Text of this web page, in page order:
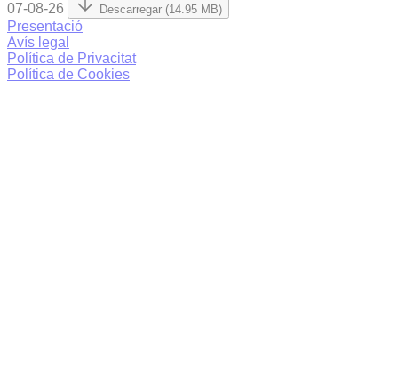
07-08-26 Descarregar (14.95 MB)
Presentació
Avís legal
Política de Privacitat
Política de Cookies